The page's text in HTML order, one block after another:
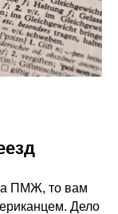
ПМЖ, то вам
Дело